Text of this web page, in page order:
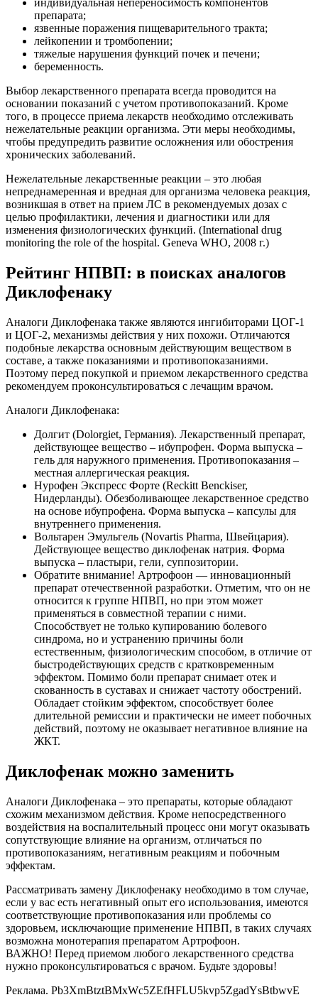
индивидуальная непереносимость компонентов
препарата;
язвенные поражения пищеварительного тракта;
лейкопении и тромбопении;
тяжелые нарушения функций почек и печени;
беременность.
Выбор лекарственного препарата всегда проводится на
основании показаний с учетом противопоказаний. Кроме
того, в процессе приема лекарств необходимо отслеживать
нежелательные реакции организма. Эти меры необходимы,
чтобы предупредить развитие осложнения или обострения
хронических заболеваний.
Нежелательные лекарственные реакции – это любая
непреднамеренная и вредная для организма человека реакция,
возникшая в ответ на прием ЛС в рекомендуемых дозах с
целью профилактики, лечения и диагностики или для
изменения физиологических функций. (International drug
monitoring the role of the hospital. Geneva WHO, 2008 г.)
Рейтинг НПВП: в поисках аналогов
Диклофенаку
Аналоги Диклофенака также являются ингибиторами ЦОГ-1
и ЦОГ-2, механизмы действия у них похожи. Отличаются
подобные лекарства основным действующим веществом в
составе, а также показаниями и противопоказаниями.
Поэтому перед покупкой и приемом лекарственного средства
рекомендуем проконсультироваться с лечащим врачом.
Аналоги Диклофенака:
Долгит (Dolorgiet, Германия). Лекарственный препарат,
действующее вещество – ибупрофен. Форма выпуска –
гель для наружного применения. Противопоказания –
местная аллергическая реакция.
Нурофен Экспресс Форте (Reckitt Benckiser,
Нидерланды). Обезболивающее лекарственное средство
на основе ибупрофена. Форма выпуска – капсулы для
внутреннего применения.
Вольтарен Эмульгель (Novartis Pharma, Швейцария).
Действующее вещество диклофенак натрия. Форма
выпуска – пластыри, гели, суппозитории.
Обратите внимание! Артрофоон — инновационный
препарат отечественной разработки. Отметим, что он не
относится к группе НПВП, но при этом может
применяться в совместной терапии с ними.
Способствует не только купированию болевого
синдрома, но и устранению причины боли
естественным, физиологическим способом, в отличие от
быстродействующих средств с кратковременным
эффектом. Помимо боли препарат снимает отек и
скованность в суставах и снижает частоту обострений.
Обладает стойким эффектом, способствует более
длительной ремиссии и практически не имеет побочных
действий, поэтому не оказывает негативное влияние на
ЖКТ.
Диклофенак можно заменить
Аналоги Диклофенака – это препараты, которые обладают
схожим механизмом действия. Кроме непосредственного
воздействия на воспалительный процесс они могут оказывать
сопутствующие влияние на организм, отличаться по
противопоказаниям, негативным реакциям и побочным
эффектам.
Рассматривать замену Диклофенаку необходимо в том случае,
если у вас есть негативный опыт его использования, имеются
соответствующие противопоказания или проблемы со
здоровьем, исключающие применение НПВП, в таких случаях
возможна монотерапия препаратом Артрофоон.
ВАЖНО! Перед приемом любого лекарственного средства
нужно проконсультироваться с врачом. Будьте здоровы!
Реклама. Pb3XmBtztBMxWc5ZEfHFLU5kvp5ZgadYsBtbwvE